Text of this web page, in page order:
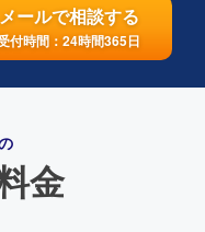
メールで相談する
付時間：24時間365日
金